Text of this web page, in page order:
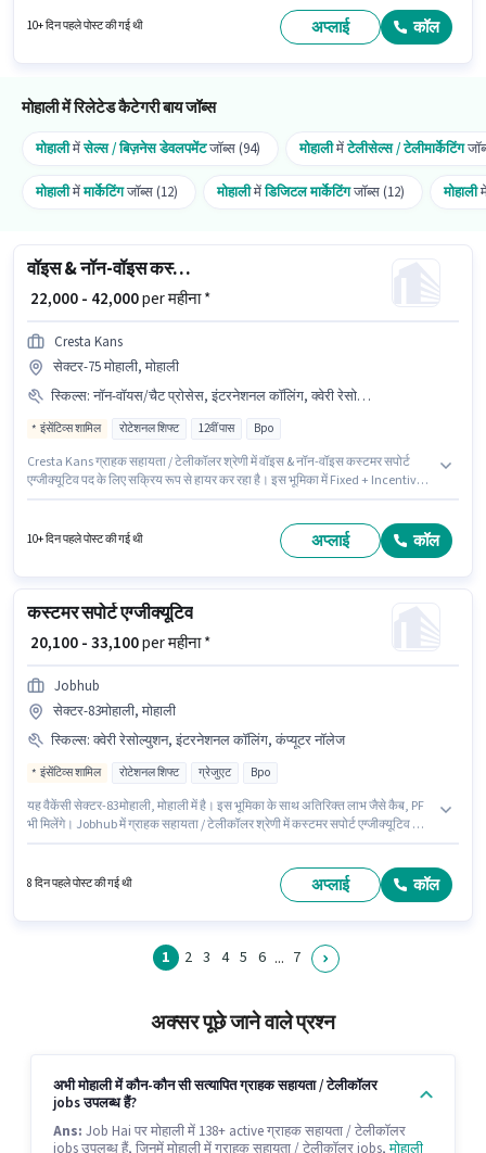
working प्रति सप्ताह है। यह पद 2 - 6 वर्षो वर्ष के अनुभव वाले के लिए उपयुक्त है। आप प्रति
10+ दिन पहले पोस्ट की गई थी अप्लाई कॉल
मोहाली में रिलेटेड कैटेगरी बाय जॉब्स
मोहालीमेंसेल्स / बिज़नेस डेवलपमेंटजॉब्स (94) मोहालीमेंटेलीसेल्स / टेलीमार्केटिंग
मोहालीमेंमार्केटिंगजॉब्स (12) मोहालीमेंडिजिटल मार्केटिंगजॉब्स (12) मोहाली
वॉइस & नॉन-वॉइस कस्टमर सपोर्ट एग्जीक्यूटिव
₹ 22,000 - 42,000per महीना *
Cresta Kans
सेक्टर-75 मोहाली, मोहाली
स्किल्स: नॉन-वॉयस/चैट प्रोसेस, इंटरनेशनल कॉलिंग, क्वेरी रेसोल्युशन, डोमेस्टिक कॉलिंग
इंसेंटिव्स शामिल रोटेशनल शिफ्ट 12वीं पास Bpo
Cresta Kans ग्राहक सहायता / टेलीकॉलर श्रेणी में वॉइस & नॉन-वॉइस कस्टमर सपोर्ट
एग्जीक्यूटिव पद के लिए सक्रिय रूप से हायर कर रहा है। इस भूमिका में Fixed + Incentives
उम्मीदवार के पास 12वीं पास डिग्री/सर्टिफिकेट होना अनिवार्य है। इस भूमिका के लिए
उम्मीदवार के पास डोमेस्टिक कॉलिंग, इंटरनेशनल कॉलिंग, क्वेरी रेसोल्युशन, नॉन-वॉयस/चैट
10+ दिन पहले पोस्ट की गई थी अप्लाई कॉल
कस्टमर सपोर्ट एग्जीक्यूटिव
₹ 20,100 - 33,100per महीना *
Jobhub
सेक्टर-83मोहाली, मोहाली
स्किल्स: क्वेरी रेसोल्युशन, इंटरनेशनल कॉलिंग, कंप्यूटर नॉलेज
इंसेंटिव्स शामिल रोटेशनल शिफ्ट ग्रेजुएट Bpo
यह वैकेंसी सेक्टर-83मोहाली, मोहाली में है। इस भूमिका के साथ अतिरिक्त लाभ जैसे कैब, PF
भी मिलेंगे। Jobhub में ग्राहक सहायता / टेलीकॉलर श्रेणी में कस्टमर सपोर्ट एग्जीक्यूटिव के
days working प्रति सप्ताह है। इस पद के लिए Fixed + Incentives सैलरी उपलब्ध है।
8 दिन पहले पोस्ट की गई थी अप्लाई कॉल
1 2 3 4 5 6 ... 7
अक्सर पूछे जाने वाले प्रश्न
अभी मोहाली में कौन-कौन सी सत्यापित ग्राहक सहायता / टेलीकॉलर
jobs उपलब्ध हैं?
Ans: Job Hai पर मोहाली में 138+ active ग्राहक सहायता / टेलीकॉलर
jobs उपलब्ध हैं, जिनमें मोहाली में ग्राहक सहायता / टेलीकॉलर jobs,मोहाली